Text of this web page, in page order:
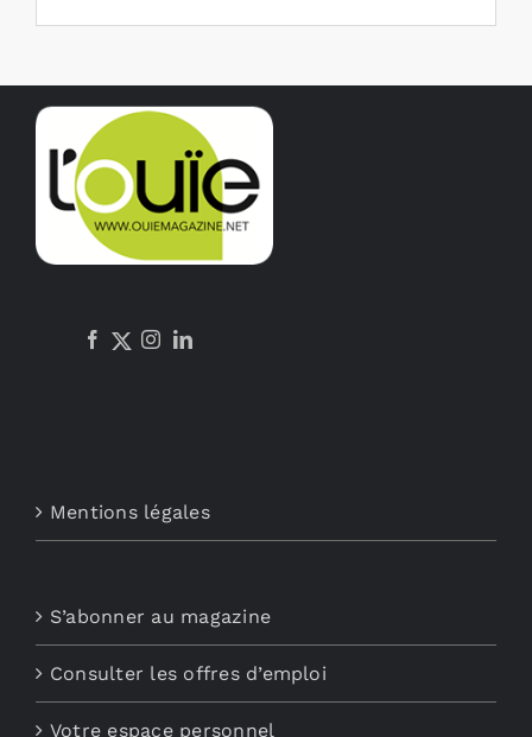
Mentions légales
S’abonner au magazine
Consulter les offres d’emploi
Votre espace personnel